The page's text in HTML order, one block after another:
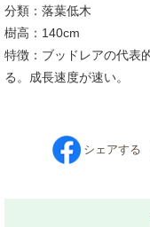
分類：落葉低木
樹高：140cm
特徴：ブッドレアの代表
る。成長速度が速い。
シェアする